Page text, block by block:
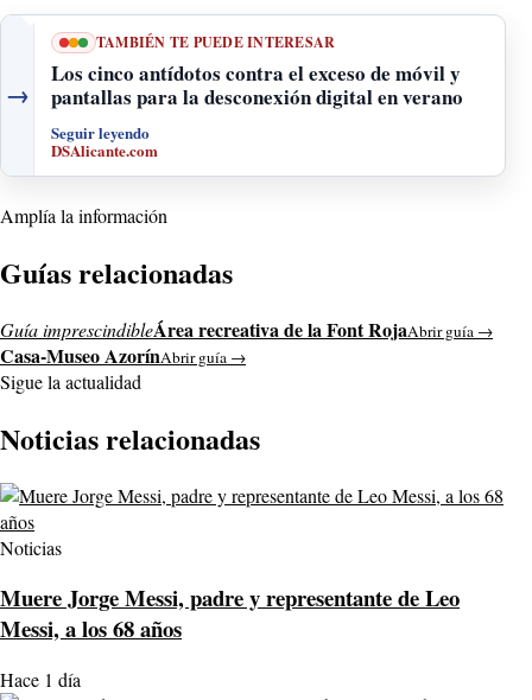
→
TAMBIÉN TE PUEDE INTERESAR
Los cinco antídotos contra el exceso de móvil y
pantallas para la desconexión digital en verano
Seguir leyendo
DSAlicante.com
Amplía la información
Guías relacionadas
Guía imprescindibleÁrea recreativa de la Font RojaAbrir guía →
Casa-Museo AzorínAbrir guía →
Sigue la actualidad
Noticias relacionadas
Noticias
Muere Jorge Messi, padre y representante de Leo
Messi, a los 68 años
Hace 1 día